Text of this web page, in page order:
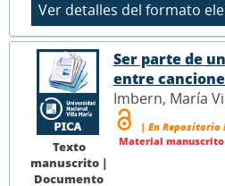
Texto
manuscrito |
Documento
Ser parte de
entre
Imbern, María
| En Repositorio
Material